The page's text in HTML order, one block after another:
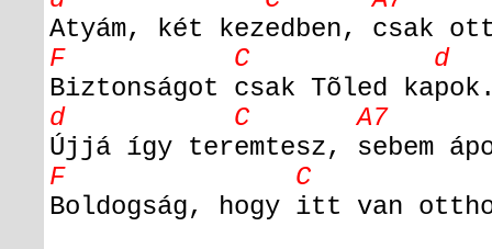
Atyám, két kezedben, csak
F C d
Biztonságot csak Tõled
d C A7
Újjá így teremtesz, sebem
F C d
Boldogság, hogy itt van